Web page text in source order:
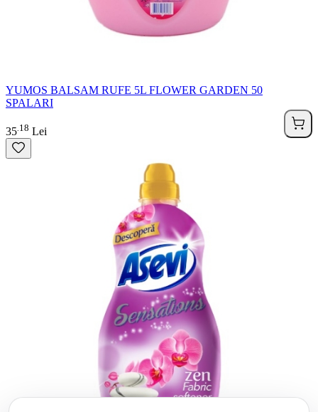
YUMOS BALSAM RUFE 5L FLOWER GARDEN 50
SPALARI
35 18 Lei